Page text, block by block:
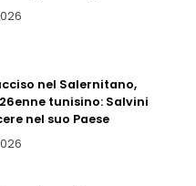
nel Salernitano,
tunisino: Salvini
nel suo Paese